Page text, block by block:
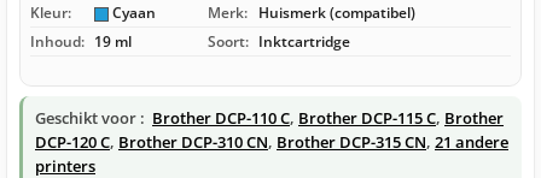
Kleur: Cyaan Merk: Huismerk (compatibel)
Inhoud: 19 ml Soort: Inktcartridge
Geschikt voor : Brother DCP-110 C, Brother DCP-115 C, Brother
DCP-120 C, Brother DCP-310 CN, Brother DCP-315 CN, 21 andere
printers